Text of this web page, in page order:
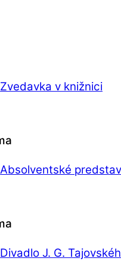
Zvedavka v knižnici
Absolventské
Divadlo J. G.